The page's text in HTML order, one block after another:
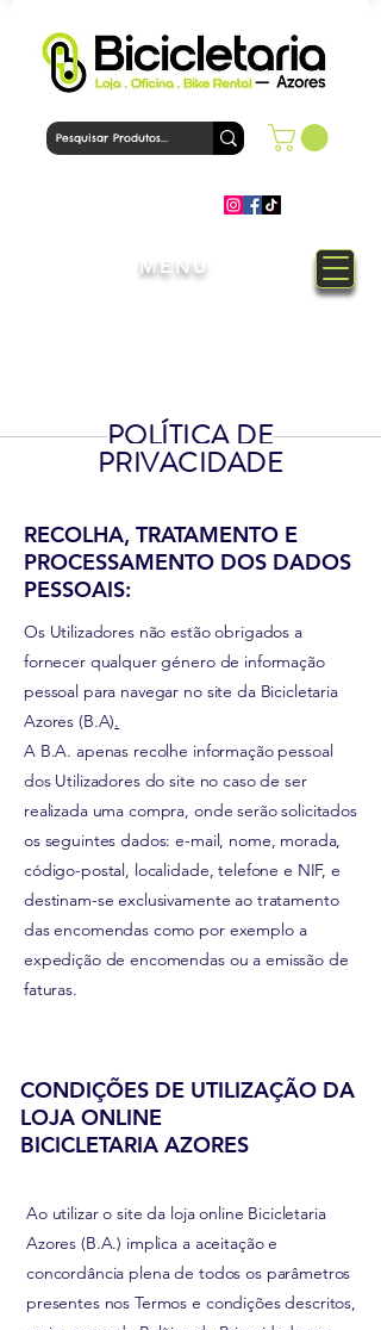
MENU
POLÍTICA DE
PRIVACIDADE
RECOLHA, TRATAMENTO E
PROCESSAMENTO DOS DADOS
PESSOAIS:
Os Utilizadores não estão obrigados a
fornecer qualquer género de informação
pessoal para navegar no site da Bicicletaria
Azores (B.A).
A B.A. apenas recolhe informação pessoal
dos Utilizadores do site no caso de ser
realizada uma compra, onde serão solicitados
os seguintes dados: e-mail, nome, morada,
código-postal, localidade, telefone e NIF, e
destinam-se exclusivamente ao tratamento
das encomendas como por exemplo a
expedição de encomendas ou a emissão de
faturas.
CONDIÇÕES DE UTILIZAÇÃO DA
LOJA ONLINE
BICICLETARIA AZORES
Ao utilizar o site da loja online Bicicletaria
Azores (B.A.) implica a aceitação e
concordância plena de todos os parâmetros
presentes nos Termos e condições descritos,